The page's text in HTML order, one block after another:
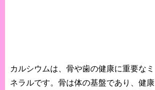
カルシウムは、骨や歯の健康に重要なミ
ネラルです。骨は体の基盤であり、健康